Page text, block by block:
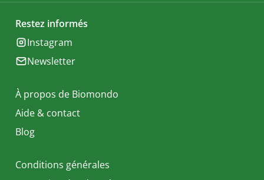
Restez informés
Instagram
Newsletter
À propos de Biomondo
Aide & contact
Blog
Conditions générales